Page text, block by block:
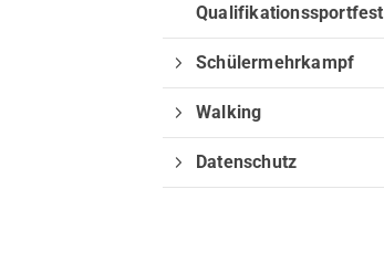
Qualifikationssportfest
Schülermehrkampf
Walking
Datenschutz
Sportangebote finden